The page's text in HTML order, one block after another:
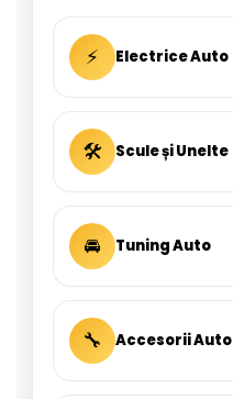
⚡ Electrice Auto
🛠 Scule și Unelte
🚘 Tuning Auto
🔧 Accesorii Auto